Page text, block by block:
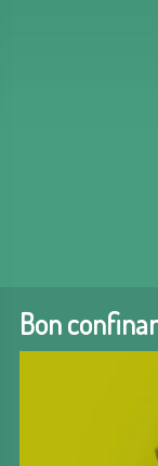
Bon